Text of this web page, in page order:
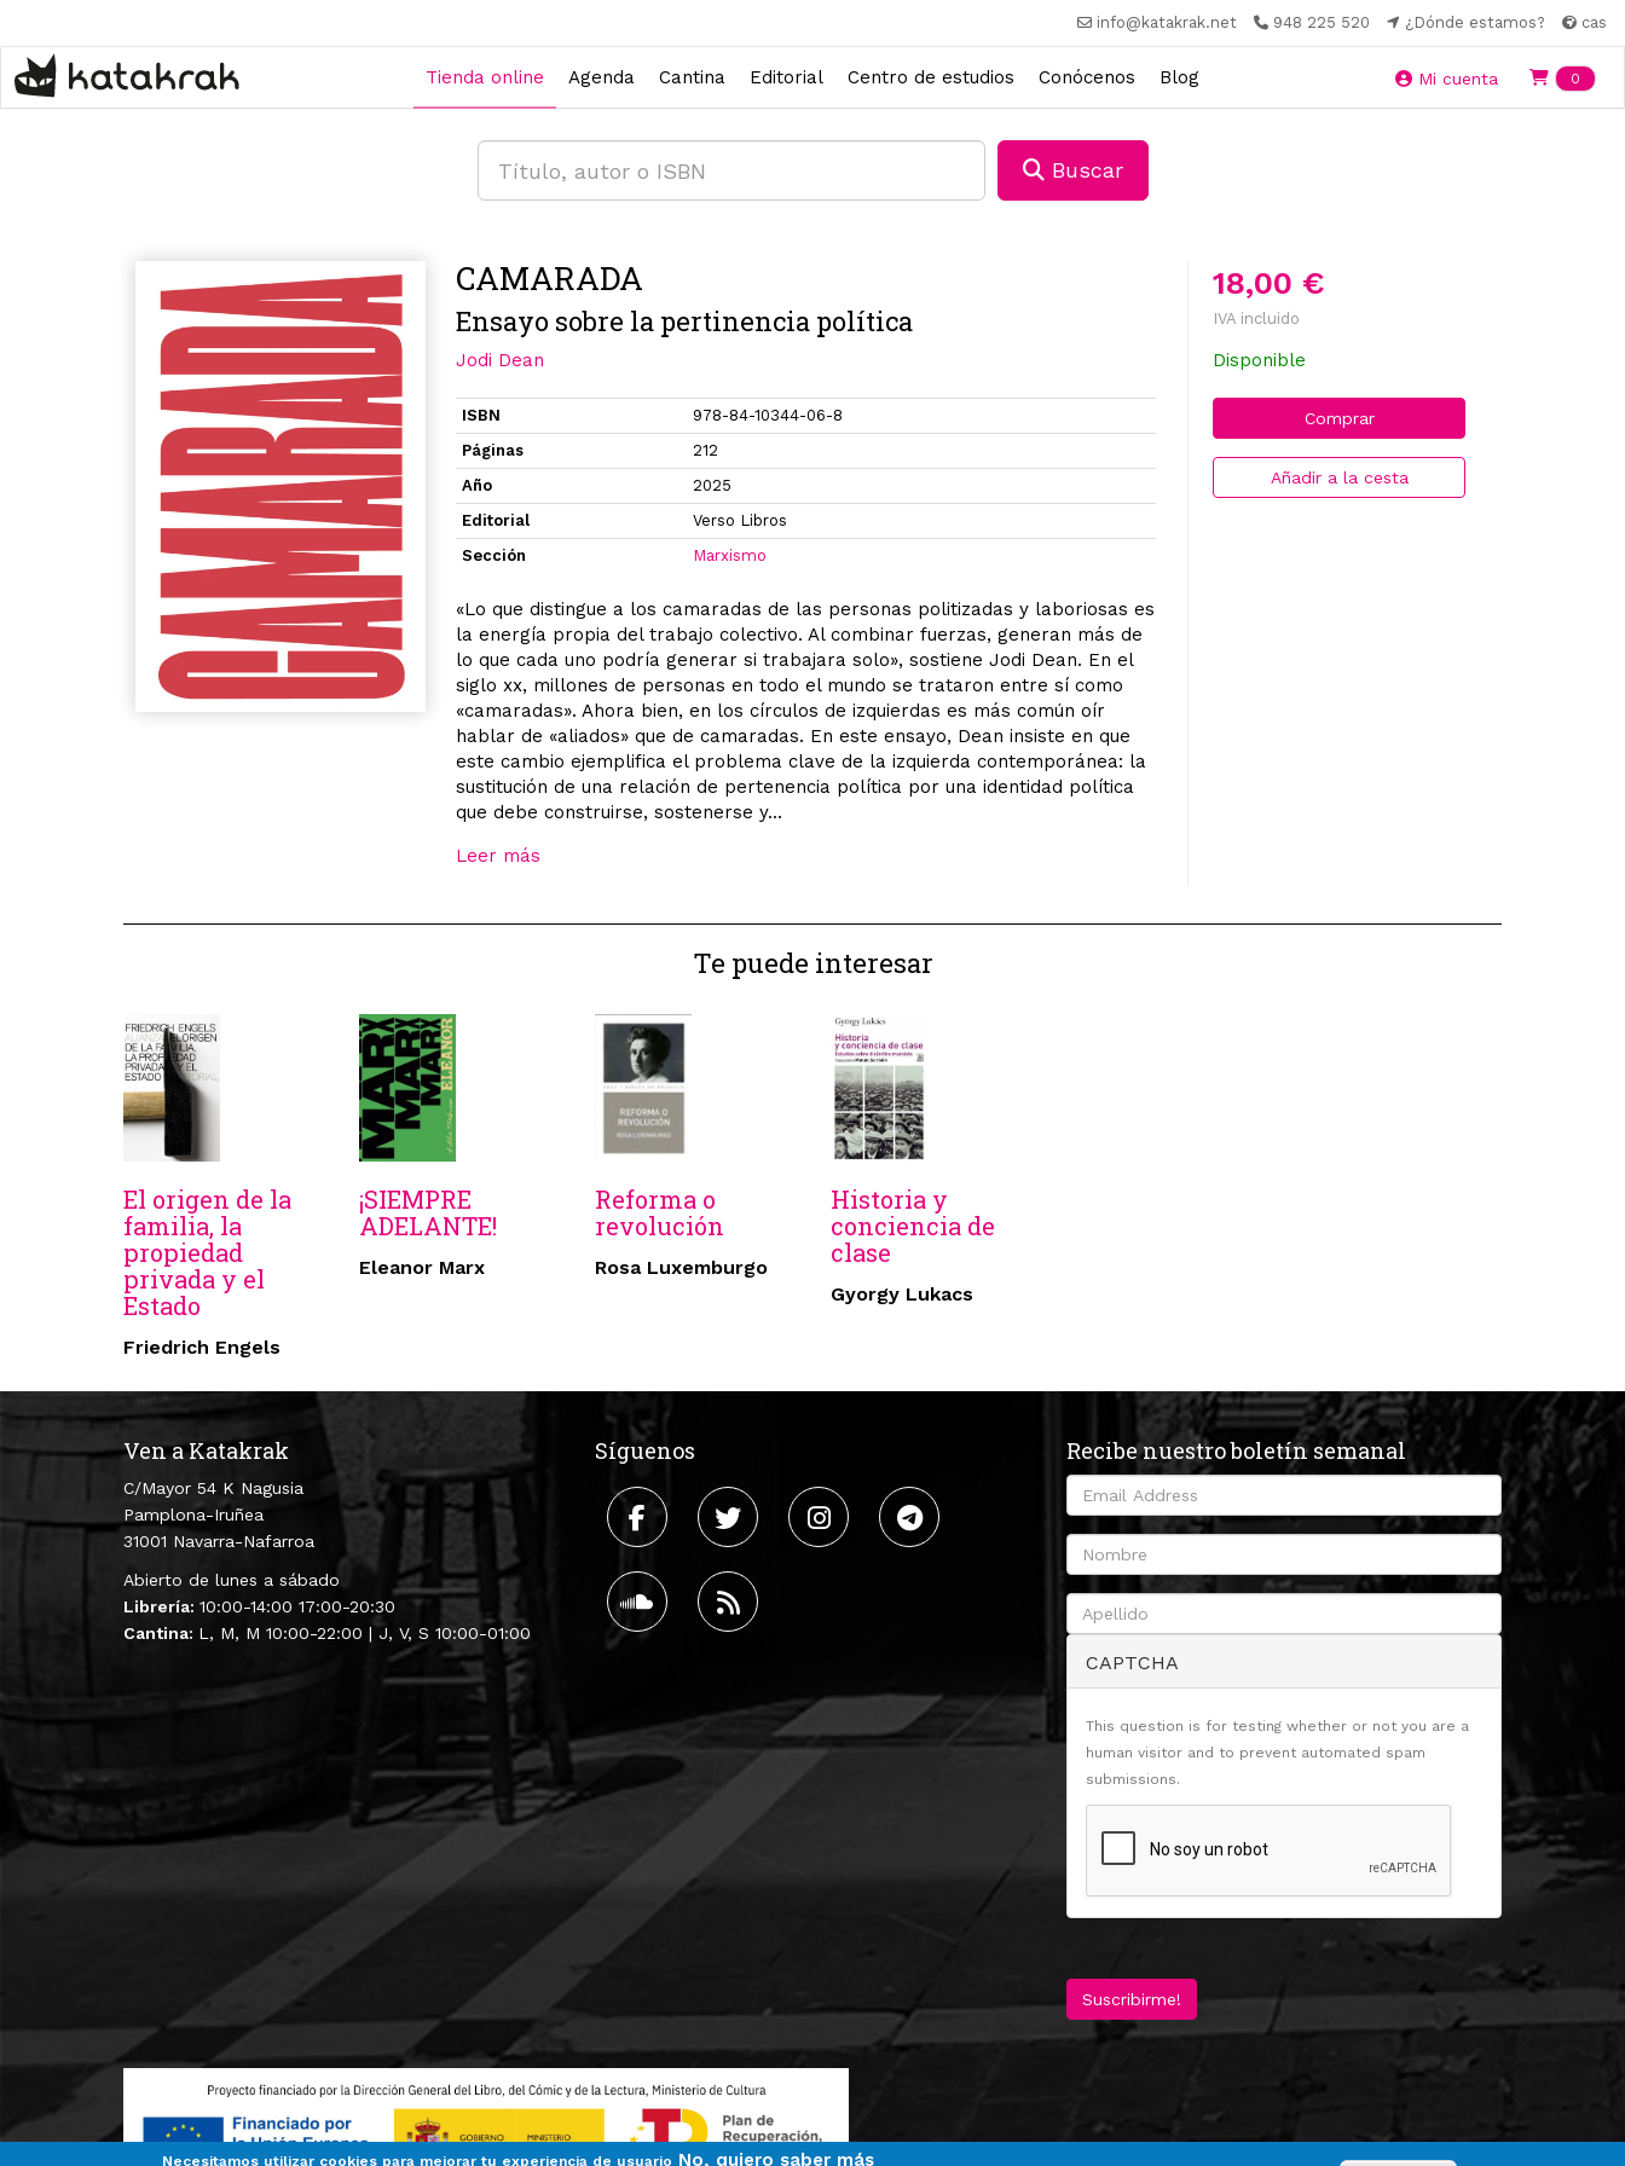
contenido
principal
info@katakrak.net 948 225 520 ¿Dónde estamos? cas
Tienda online Agenda Cantina Editorial Centro de estudios Conócenos Blog Mi cuenta 0
Buscar
18,00 €
IVA incluido
Disponible
Comprar
Añadir a la cesta
CAMARADA
Ensayo sobre la pertinencia política
Jodi Dean
ISBN
978-84-10344-06-8
Páginas
212
Año
2025
Editorial
Verso Libros
Sección
Marxismo
«Lo que distingue a los camaradas de las personas politizadas y laboriosas es
la energía propia del trabajo colectivo. Al combinar fuerzas, generan más de
lo que cada uno podría generar si trabajara solo», sostiene Jodi Dean. En el
siglo xx, millones de personas en todo el mundo se trataron entre sí como
«camaradas». Ahora bien, en los círculos de izquierdas es más común oír
hablar de «aliados» que de camaradas. En este ensayo, Dean insiste en que
este cambio ejemplifica el problema clave de la izquierda contemporánea: la
sustitución de una relación de pertenencia política por una identidad política
que debe construirse, sostenerse y...
Leer más
Te puede interesar
El origen de la
familia, la
propiedad
privada y el
Estado
Friedrich Engels
¡SIEMPRE
ADELANTE!
Eleanor Marx
Reforma o
revolución
Rosa Luxemburgo
Historia y
conciencia de
clase
Gyorgy Lukacs
Ven a Katakrak
C/Mayor 54 K Nagusia
Pamplona-Iruñea
31001 Navarra-Nafarroa
Abierto de lunes a sábado
Librería: 10:00-14:00 17:00-20:30
Cantina: L, M, M 10:00-22:00 | J, V, S 10:00-01:00
Síguenos Recibe nuestro boletín semanal
CAPTCHA
This question is for testing whether or not you are a
human visitor and to prevent automated spam
submissions.
Suscribirme!
Necesitamos utilizar cookies para mejorar tu experiencia de usuario No, quiero saber más